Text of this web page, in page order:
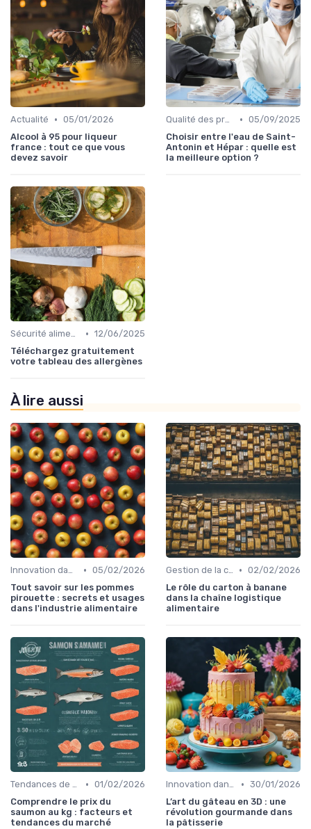
Actualité • 05/01/2026
Alcool à 95 pour liqueur
france : tout ce que vous
devez savoir
Qualité des produits • 05/09/2025
Choisir entre l'eau de Saint-
Antonin et Hépar : quelle est
la meilleure option ?
Sécurité alimentaire • 12/06/2025
Téléchargez gratuitement
votre tableau des allergènes
À lire aussi
Innovation dans la food • 05/02/2026
Tout savoir sur les pommes
pirouette : secrets et usages
dans l'industrie alimentaire
Gestion de la chaîne • 02/02/2026
Le rôle du carton à banane
dans la chaîne logistique
alimentaire
Tendances de consommation • 01/02/2026
Comprendre le prix du
saumon au kg : facteurs et
tendances du marché
Innovation dans la food • 30/01/2026
L’art du gâteau en 3D : une
révolution gourmande dans
la pâtisserie